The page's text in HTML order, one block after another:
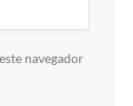
navegador